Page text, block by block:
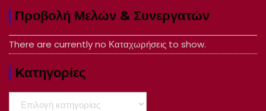
Προβολή Μελών & Συνεργατών
There are currently no Καταχωρήσεις to show.
Kατηγορίες
Kατηγορίες